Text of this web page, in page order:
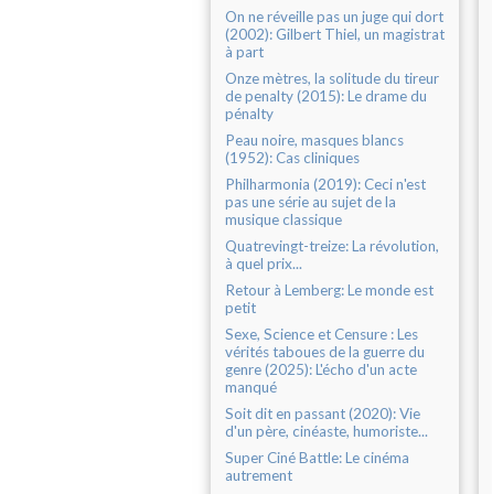
On ne réveille pas un juge qui dort
(2002): Gilbert Thiel, un magistrat
à part
Onze mètres, la solitude du tireur
de penalty (2015): Le drame du
pénalty
Peau noire, masques blancs
(1952): Cas cliniques
Philharmonia (2019): Ceci n'est
pas une série au sujet de la
musique classique
Quatrevingt-treize: La révolution,
à quel prix...
Retour à Lemberg: Le monde est
petit
Sexe, Science et Censure : Les
vérités taboues de la guerre du
genre (2025): L'écho d'un acte
manqué
Soit dit en passant (2020): Vie
d'un père, cinéaste, humoriste...
Super Ciné Battle: Le cinéma
autrement